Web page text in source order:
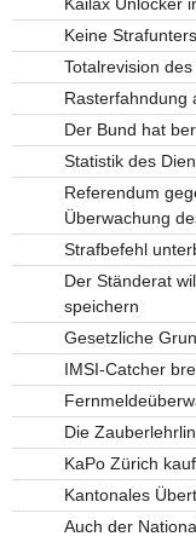
Kailax Unlocker
Keine
Totalrevision
Rasterfahndung
Der Bund hat
Statistik des
Referendum
Überwachung
Strafbefehl
Der Ständerat
speichern
Gesetzliche
IMSI-Catcher
Die
KaPo Zürich
Kantonales
Auch der